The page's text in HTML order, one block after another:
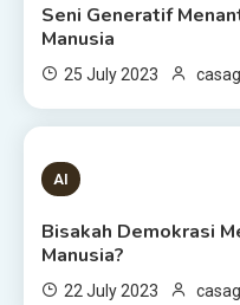
Seni Generatif
Manusia
25 July 2023
1 MIN READ
AI
Bisakah Demokrasi
Manusia?
22 July 2023